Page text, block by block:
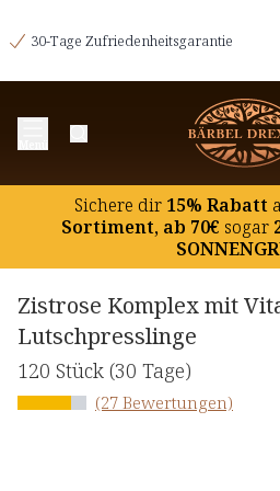
30-Tage Zufriedenheitsgarantie
Sichere dir15% Rabatt
Sortiment, ab 70€ sogar
Zistrose Komplex mit
Lutschpresslinge
120 Stück (30 Tage)
(27 Bewertungen)